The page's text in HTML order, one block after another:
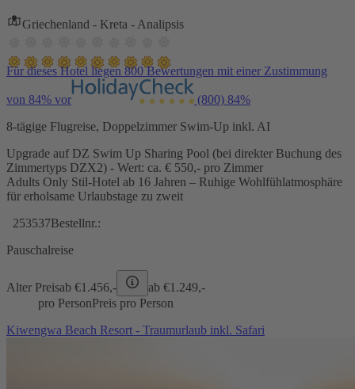
Griechenland - Kreta - Analipsis
Für dieses Hotel liegen 800 Bewertungen mit einer Zustimmung
von 84% vor (800) 84%
8-tägige Flugreise, Doppelzimmer Swim-Up inkl. AI
Upgrade auf DZ Swim Up Sharing Pool (bei direkter Buchung des
Zimmertyps DZX2) - Wert: ca. € 550,- pro Zimmer
Adults Only Stil-Hotel ab 16 Jahren – Ruhige Wohlfühlatmosphäre
für erholsame Urlaubstage zu zweit
253537Bestellnr.:
Pauschalreise
Alter Preisab €1.456,- ab €1.249,-
pro PersonPreis pro Person
Kiwengwa Beach Resort - Traumurlaub inkl. Safari